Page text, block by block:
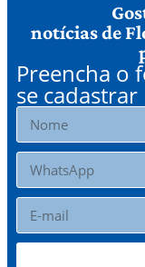
notícias de
Preencha o
se cadastrar